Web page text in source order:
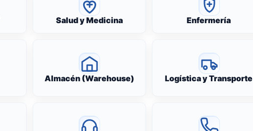
Salud y Medicina Enfermería
Almacén (Warehouse) Logística y Transporte